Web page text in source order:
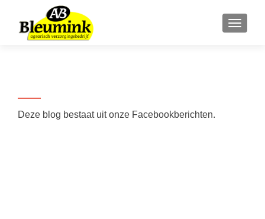
Deze blog bestaat uit onze Facebookberichten.